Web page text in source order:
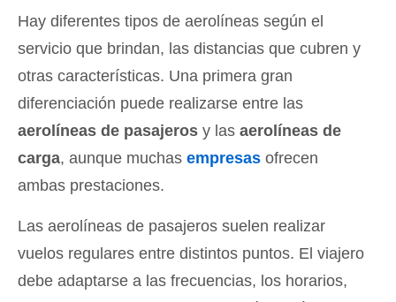
Hay diferentes tipos de aerolíneas según el
servicio que brindan, las distancias que cubren y
otras características. Una primera gran
diferenciación puede realizarse entre las
aerolíneas de pasajeros y las aerolíneas de
carga, aunque muchas empresas ofrecen
ambas prestaciones.
Las aerolíneas de pasajeros suelen realizar
vuelos regulares entre distintos puntos. El viajero
debe adaptarse a las frecuencias, los horarios,